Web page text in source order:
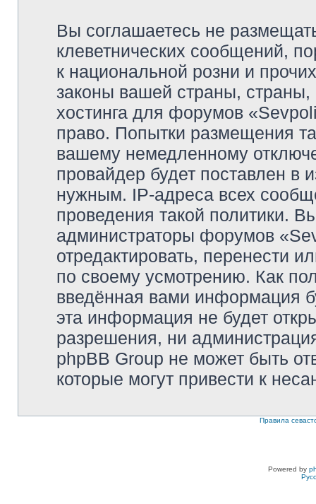
Вы соглашаетесь не
клеветнических сообщений,
к национальной розни и
законы вашей страны, страны,
хостинга для форумов
право. Попытки размещения
вашему немедленному
провайдер будет поставлен в
нужным. IP-адреса всех
проведения такой политики.
администраторы форумов
отредактировать, перенести
по своему усмотрению. Как
введённая вами информация
эта информация не будет
разрешения, ни
phpBB Group не может быть
которые могут привести к
Правила
Powered by